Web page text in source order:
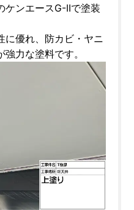
ケンエースG-IIで塗装
に優れ、防カビ・ヤニ
力な塗料です。